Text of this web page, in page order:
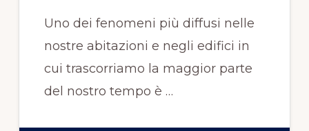
Uno dei fenomeni più diffusi nelle
nostre abitazioni e negli edifici in
cui trascorriamo la maggior parte
del nostro tempo è …